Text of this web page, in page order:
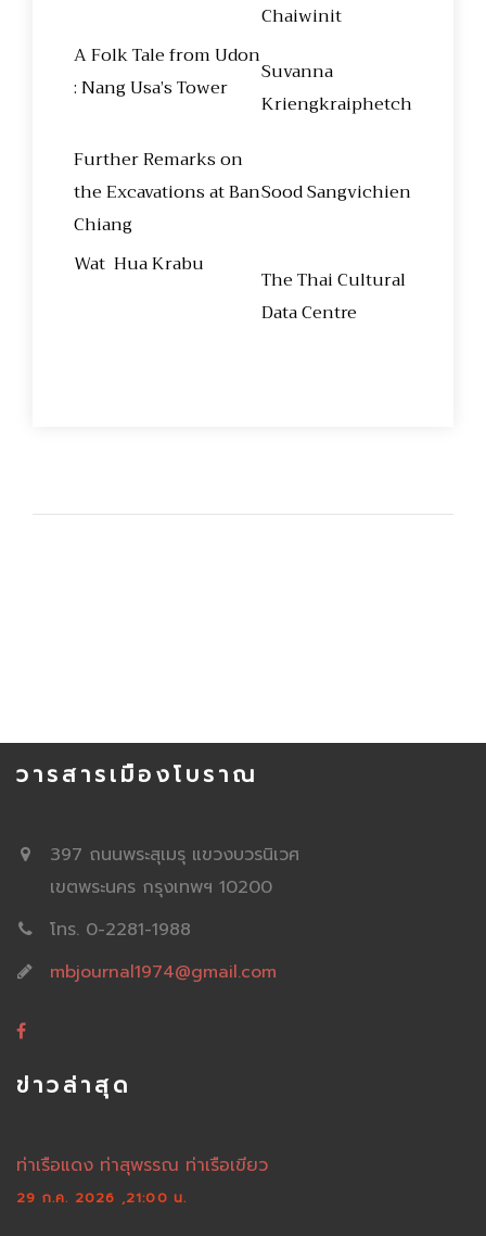
Chaiwinit
A Folk Tale from Udon
: Nang Usa’s Tower
Suvanna
Kriengkraiphetch
Further Remarks on
the Excavations at Ban
Chiang
Sood Sangvichien
Wat Hua Krabu
The Thai Cultural
Data Centre
วารสารเมืองโบราณ
397 ถนนพระสุเมรุ แขวงบวรนิเวศ
เขตพระนคร กรุงเทพฯ 10200
โทร. 0-2281-1988
mbjournal1974@gmail.com
ข่าวล่าสุด
ท่าเรือแดง ท่าสุพรรณ ท่าเรือเขียว
29 ก.ค. 2026 ,21:00 น.